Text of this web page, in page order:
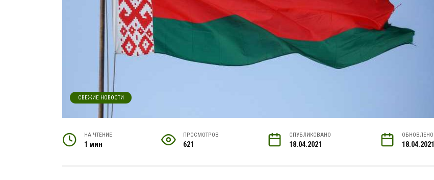
СВЕЖИЕ НОВОСТИ
НА ЧТЕНИЕ
1 мин
ПРОСМОТРОВ
621
ОПУБЛИКОВАНО
18.04.2021
ОБНОВЛЕНО
18.04.2021